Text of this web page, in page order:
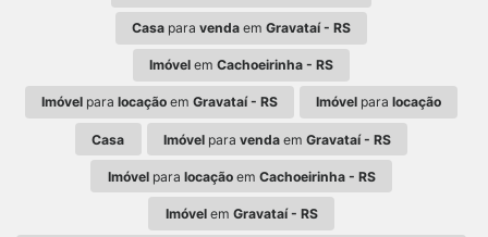
Casa para venda em Gravataí - RS
Imóvel em Cachoeirinha - RS
Imóvelpara locaçãoem Gravataí - RS Imóvel paralocação
Casa Imóvelpara vendaem Gravataí - RS
Imóvelpara locaçãoem Cachoeirinha - RS
Imóvelem Gravataí - RS